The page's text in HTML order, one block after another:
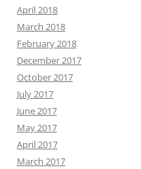
April 2018
March 2018
February 2018
December 2017
October 2017
July 2017
June 2017
May 2017
April 2017
March 2017